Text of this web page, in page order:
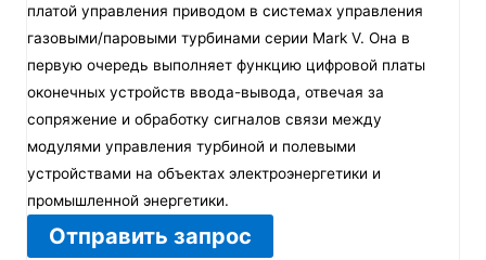
платой управления приводом в системах управления
газовыми/паровыми турбинами серии Mark V. Она в
первую очередь выполняет функцию цифровой платы
оконечных устройств ввода-вывода, отвечая за
сопряжение и обработку сигналов связи между
модулями управления турбиной и полевыми
устройствами на объектах электроэнергетики и
промышленной энергетики.
Отправить запрос